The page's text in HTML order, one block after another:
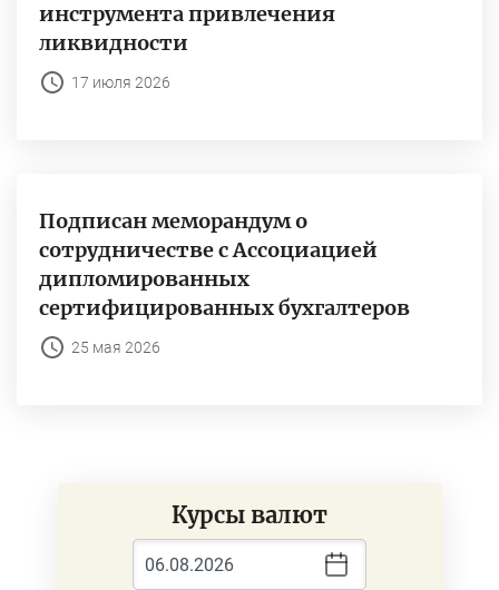
инструмента привлечения
ликвидности
17 июля 2026
Подписан меморандум о
сотрудничестве с Ассоциацией
дипломированных
сертифицированных бухгалтеров
25 мая 2026
Курсы валют